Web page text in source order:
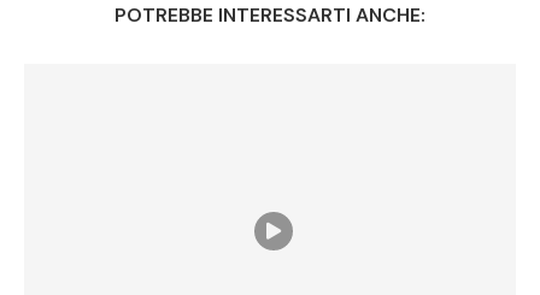
POTREBBE INTERESSARTI ANCHE: